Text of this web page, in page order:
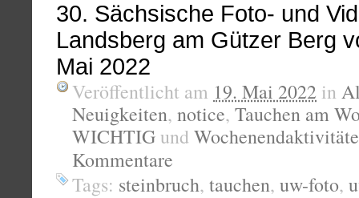
30. Sächsische Foto- und
Landsberg am Gützer Berg
Mai 2022
Veröffentlicht am 19. Mai 2022 in
Neuigkeiten, notice, Tauchen am
WICHTIG und
Kommentare
Tags: steinbruch, tauchen, uw-foto,